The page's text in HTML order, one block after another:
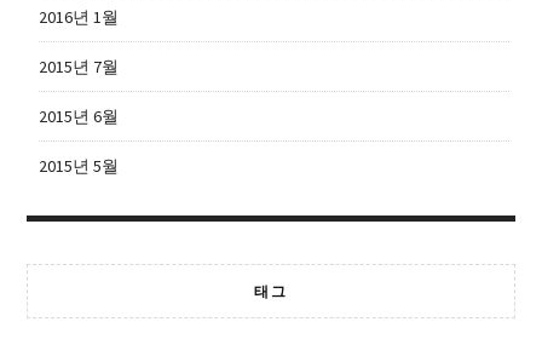
2016년 1월
2015년 7월
2015년 6월
2015년 5월
태그